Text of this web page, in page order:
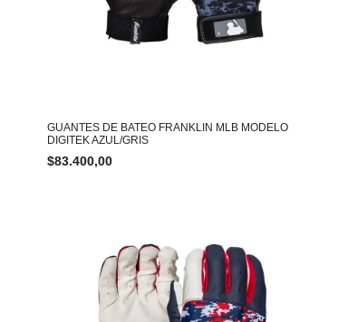
GUANTES DE BATEO FRANKLIN MLB MODELO
DIGITEK AZUL/GRIS
$83.400,00